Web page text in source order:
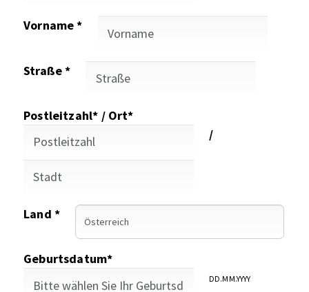
Vorname *
Straße *
Postleitzahl* / Ort*
/
Land *
Geburtsdatum*
DD.MM.YYYY